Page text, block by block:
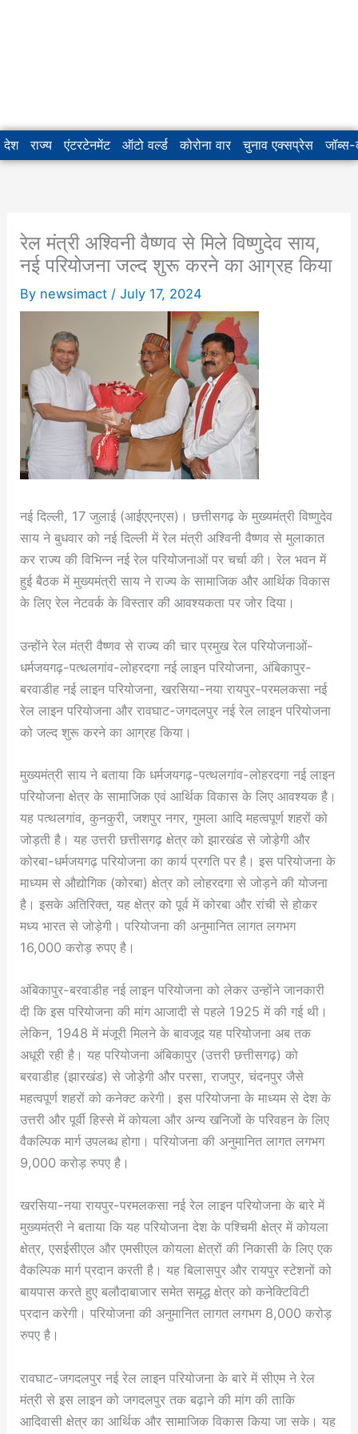
देश राज्य एंटरटेनमेंट ऑटो वर्ल्ड कोरोना वार चुनाव एक्सप्रेस जॉब्स-
रेल मंत्री अश्विनी वैष्णव से मिले विष्णुदेव साय,
नई परियोजना जल्द शुरू करने का आग्रह किया
By newsimact /July 17, 2024
नई दिल्ली, 17 जुलाई (आईएएनएस)। छत्तीसगढ़ के मुख्यमंत्री विष्णुदेव
साय ने बुधवार को नई दिल्ली में रेल मंत्री अश्विनी वैष्णव से मुलाकात
कर राज्य की विभिन्न नई रेल परियोजनाओं पर चर्चा की। रेल भवन में
हुई बैठक में मुख्यमंत्री साय ने राज्य के सामाजिक और आर्थिक विकास
के लिए रेल नेटवर्क के विस्तार की आवश्यकता पर जोर दिया।
उन्होंने रेल मंत्री वैष्णव से राज्य की चार प्रमुख रेल परियोजनाओं-
धर्मजयगढ़-पत्थलगांव-लोहरदगा नई लाइन परियोजना, अंबिकापुर-
बरवाडीह नई लाइन परियोजना, खरसिया-नया रायपुर-परमलकसा नई
रेल लाइन परियोजना और रावघाट-जगदलपुर नई रेल लाइन परियोजना
को जल्द शुरू करने का आग्रह किया।
मुख्यमंत्री साय ने बताया कि धर्मजयगढ़-पत्थलगांव-लोहरदगा नई लाइन
परियोजना क्षेत्र के सामाजिक एवं आर्थिक विकास के लिए आवश्यक है।
यह पत्थलगांव, कुनकुरी, जशपुर नगर, गुमला आदि महत्वपूर्ण शहरों को
जोड़ती है। यह उत्तरी छत्तीसगढ़ क्षेत्र को झारखंड से जोड़ेगी और
कोरबा-धर्मजयगढ़ परियोजना का कार्य प्रगति पर है। इस परियोजना के
माध्यम से औद्योगिक (कोरबा) क्षेत्र को लोहरदगा से जोड़ने की योजना
है। इसके अतिरिक्त, यह क्षेत्र को पूर्व में कोरबा और रांची से होकर
मध्य भारत से जोड़ेगी। परियोजना की अनुमानित लागत लगभग
16,000 करोड़ रुपए है।
अंबिकापुर-बरवाडीह नई लाइन परियोजना को लेकर उन्होंने जानकारी
दी कि इस परियोजना की मांग आजादी से पहले 1925 में की गई थी।
लेकिन, 1948 में मंजूरी मिलने के बावजूद यह परियोजना अब तक
अधूरी रही है। यह परियोजना अंबिकापुर (उत्तरी छत्तीसगढ़) को
बरवाडीह (झारखंड) से जोड़ेगी और परसा, राजपुर, चंदनपुर जैसे
महत्वपूर्ण शहरों को कनेक्ट करेगी। इस परियोजना के माध्यम से देश के
उत्तरी और पूर्वी हिस्से में कोयला और अन्य खनिजों के परिवहन के लिए
वैकल्पिक मार्ग उपलब्ध होगा। परियोजना की अनुमानित लागत लगभग
9,000 करोड़ रुपए है।
खरसिया-नया रायपुर-परमलकसा नई रेल लाइन परियोजना के बारे में
मुख्यमंत्री ने बताया कि यह परियोजना देश के पश्चिमी क्षेत्र में कोयला
क्षेत्र, एसईसीएल और एमसीएल कोयला क्षेत्रों की निकासी के लिए एक
वैकल्पिक मार्ग प्रदान करती है। यह बिलासपुर और रायपुर स्टेशनों को
बायपास करते हुए बलौदाबाजार समेत समृद्ध क्षेत्र को कनेक्टिविटी
प्रदान करेगी। परियोजना की अनुमानित लागत लगभग 8,000 करोड़
रुपए है।
रावघाट-जगदलपुर नई रेल लाइन परियोजना के बारे में सीएम ने रेल
मंत्री से इस लाइन को जगदलपुर तक बढ़ाने की मांग की ताकि
आदिवासी क्षेत्र का आर्थिक और सामाजिक विकास किया जा सके। यह